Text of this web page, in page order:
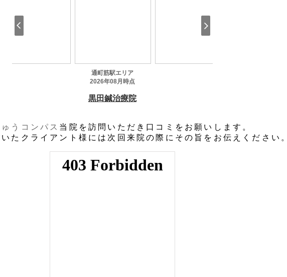
うコンパス 当院を訪問いただき口コミをお願いします。
たクライアント様には次回来院の際にその旨をお伝えください。